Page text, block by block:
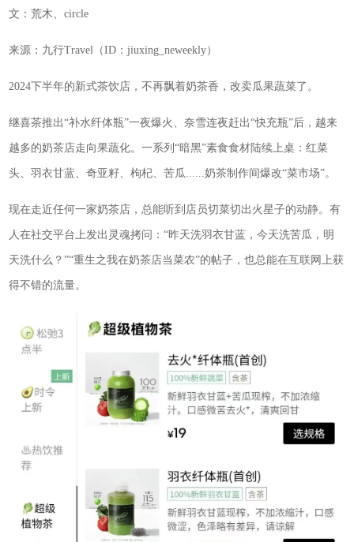
文：荒木、circle
来源：九行Travel（ID：jiuxing_neweekly）
2024下半年的新式茶饮店，不再飘着奶茶香，改卖瓜果蔬菜了。
继喜茶推出“补水纤体瓶”一夜爆火、奈雪连夜赶出“快充瓶”后，越来
越多的奶茶店走向果蔬化。一系列“暗黑”素食食材陆续上桌：红菜
头、羽衣甘蓝、奇亚籽、枸杞、苦瓜......奶茶制作间爆改“菜市场”。
现在走近任何一家奶茶店，总能听到店员切菜切出火星子的动静。有
人在社交平台上发出灵魂拷问：“昨天洗羽衣甘蓝，今天洗苦瓜，明
天洗什么？”“重生之我在奶茶店当菜农”的帖子，也总能在互联网上获
得不错的流量。